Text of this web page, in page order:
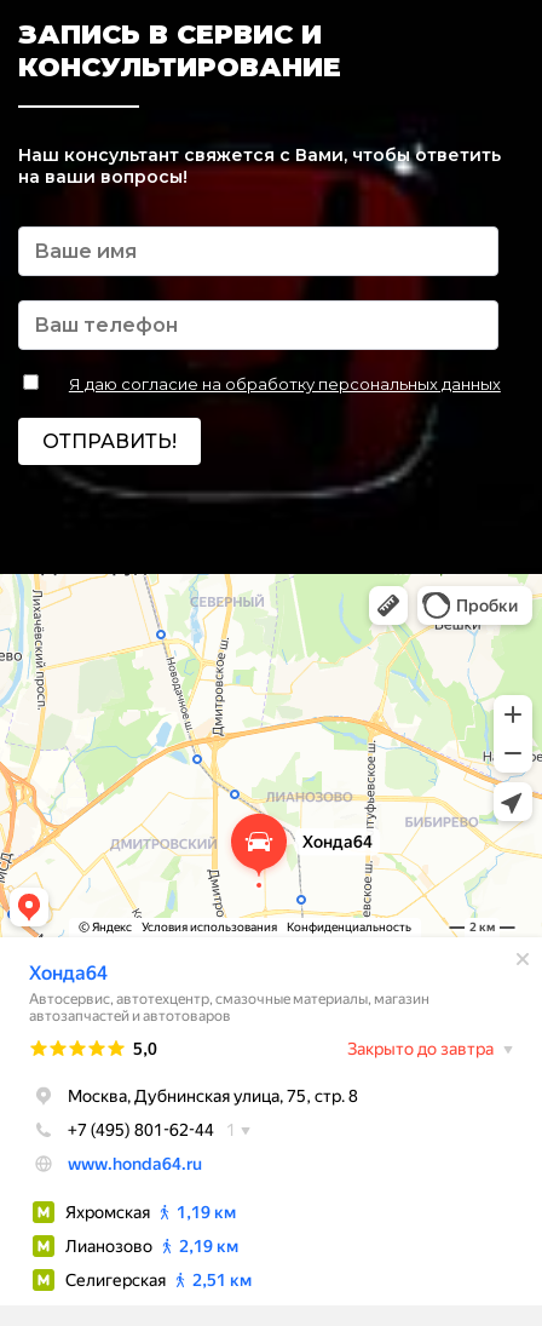
ЗАПИСЬ В СЕРВИС И
КОНСУЛЬТИРОВАНИЕ
Наш консультант свяжется с Вами, чтобы ответить
на ваши вопросы!
Я даю согласие на обработку персональных данных